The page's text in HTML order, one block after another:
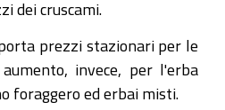
dei cruscami.
prezzi stazionari per le
invece, per l'erba
foraggero ed erbai misti.